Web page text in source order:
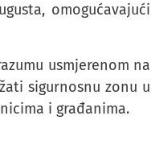
omogućavajući
usmjerenom na
sigurnosnu zonu u
i građanima.